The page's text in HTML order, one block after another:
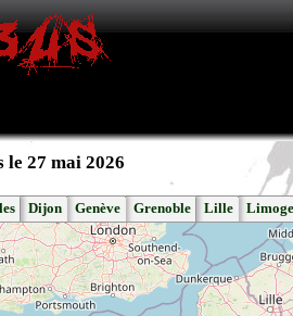
le 27 mai 2026
Dijon Genève Grenoble Lille